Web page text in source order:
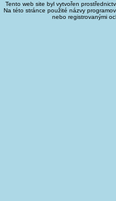
Tento web site byl vytvořen
Na této stránce použité názvy
nebo registrovanými